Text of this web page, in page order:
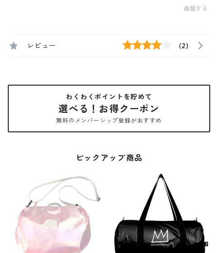
通報する
レビュー (2)
わくわくポイントを貯めて
選べる！お得クーポン
無料のメンバーシップ登録がおすすめ
ピックアップ商品